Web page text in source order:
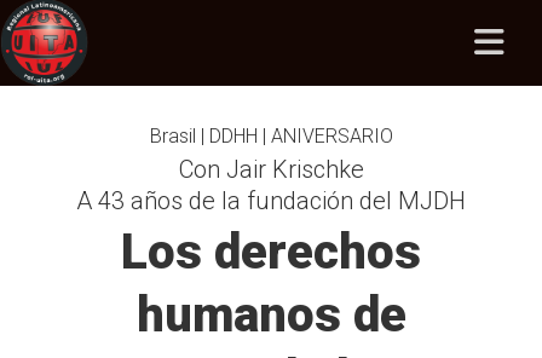
Brasil | DDHH | ANIVERSARIO
Con Jair Krischke
A 43 años de la fundación del MJDH
Los derechos
humanos de